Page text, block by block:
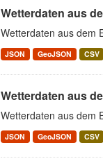
Wetterdaten aus
Wetterdaten aus dem
JSON GeoJSON CSV
Wetterdaten aus
Wetterdaten aus dem
JSON GeoJSON CSV